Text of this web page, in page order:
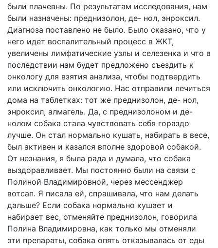
были плачевны. По результатам исследования, нам
были назначены: преднизолон, де- нол, энроксил.
Диагноза поставлено не было. Было сказано, что у
него идет воспалительный процесс в ЖКТ,
увеличены лимфатические узлы и селезенка и что в
последствии нам будет предложено съездить к
онкологу для взятия анализа, чтобы подтвердить
или исключить онкологию. Нас отправили лечиться
дома на таблетках: тот же преднизолон, де- нол,
энроксил, алмагель. Да, с преднизолоном и де-
нолом собака стала чувствовать себя гораздо
лучше. Он стал нормально кушать, набирать в весе,
был активен и казался вполне здоровой собакой.
От незнания, я была рада и думала, что собака
выздоравливает. Мы постоянно были на связи с
Полиной Владимировной, через мессенджер
вотсап. Я писала ей, спрашивала, что нам делать
дальше? Если собака нормально кушает и
набирает вес, отменяйте преднизолон, говорила
Полина Владимировна, как только мы отменяли
эти препараты, собака опять отказывалась от еды